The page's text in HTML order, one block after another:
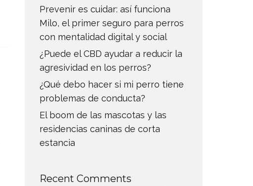
Prevenir es cuidar: así funciona
Milo, el primer seguro para perros
con mentalidad digital y social
¿Puede el CBD ayudar a reducir la
agresividad en los perros?
¿Qué debo hacer si mi perro tiene
problemas de conducta?
El boom de las mascotas y las
residencias caninas de corta
estancia
Recent Comments